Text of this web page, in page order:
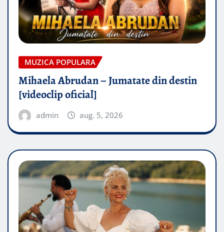
MUZICA POPULARA
Mihaela Abrudan – Jumatate din destin
[videoclip oficial]
admin aug. 5, 2026